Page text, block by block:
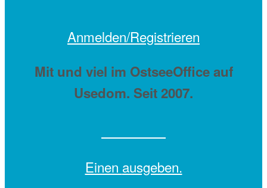
Anmelden/Registrieren
Mit und viel im OstseeOffice auf
Usedom. Seit 2007.
Einen ausgeben.